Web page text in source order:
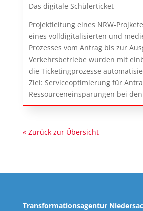
Das digitale Schülerticket
Projektleitung eines NRW-
eines volldigitalisierten und
Prozesses vom Antrag bis zur
Verkehrsbetriebe wurden mit
die Ticketingprozesse
Ziel: Serviceoptimierung für
Ressourceneinsparungen bei
« Zurück zur Übersicht
Transformationsagentur